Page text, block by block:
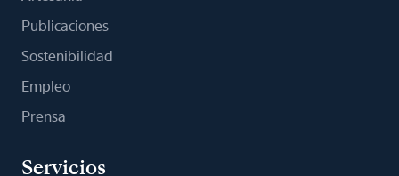
Publicaciones
Sostenibilidad
Empleo
Prensa
Servicios